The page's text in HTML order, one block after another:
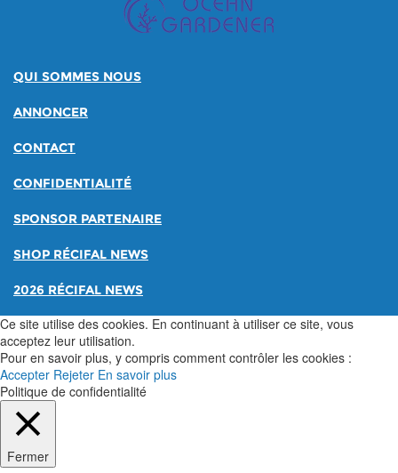
QUI SOMMES NOUS
ANNONCER
CONTACT
CONFIDENTIALITÉ
SPONSOR PARTENAIRE
SHOP RÉCIFAL NEWS
2026 RÉCIFAL NEWS
Ce site utilise des cookies. En continuant à utiliser ce site, vous
acceptez leur utilisation.
Pour en savoir plus, y compris comment contrôler les cookies :
Accepter Rejeter En savoir plus
Politique de confidentialité
Fermer